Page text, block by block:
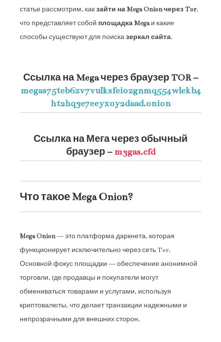
статье рассмотрим, какзайти на Mega Onion через Tor,
что представляет собой площадка Megaи какие
способы существуют для поисказеркал сайта.
Ссылка на Mega через браузер TOR –
megas75teb6zv7vulksfeiozgnmq554wlekb4
ht2hq3e7eeyxoy2daad.onion
Ссылка на Мега через обычный
браузер –m3gas.cfd
Что такое Mega Onion?
Mega Onion— это платформа даркнета, которая
функционирует исключительно через сеть Tor.
Основной фокус площадки — обеспечение анонимной
торговли, где продавцы и покупатели могут
обмениваться товарами и услугами, используя
криптовалюты, что делает транзакции надежными и
непрозрачными для внешних сторон.